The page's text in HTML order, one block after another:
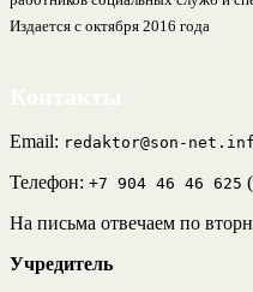
Издается с октября 2016 года
Email: redaktor@son-
Телефон: +7 904 46 46 625
На письма отвечаем по
Учредитель